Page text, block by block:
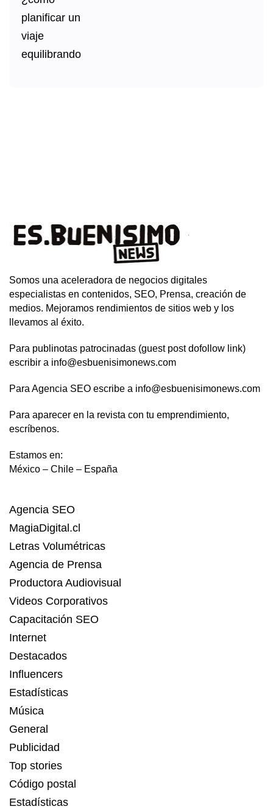
Somos una aceleradora de negocios digitales
especialistas en contenidos, SEO, Prensa, creación de
medios. Mejoramos rendimientos de sitios web y los
llevamos al éxito.
Para publinotas patrocinadas (guest post dofollow link)
escribir a info@esbuenisimonews.com
Para Agencia SEO escribe a info@esbuenisimonews.com
Para aparecer en la revista con tu emprendimiento,
escríbenos.
Estamos en:
México – Chile – España
Agencia SEO
MagiaDigital.cl
Letras Volumétricas
Agencia de Prensa
Productora Audiovisual
Videos Corporativos
Capacitación SEO
Internet
Destacados
Influencers
Estadísticas
Música
General
Publicidad
Top stories
Código postal
Estadísticas